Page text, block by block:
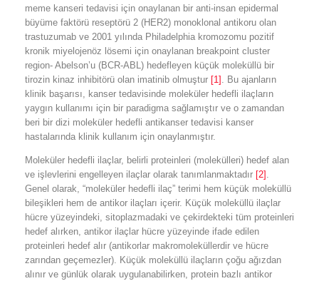
meme kanseri tedavisi için onaylanan bir anti-insan epidermal
büyüme faktörü reseptörü 2 (HER2) monoklonal antikoru olan
trastuzumab ve 2001 yılında Philadelphia kromozomu pozitif
kronik miyelojenöz lösemi için onaylanan breakpoint cluster
region- Abelson’u (BCR-ABL) hedefleyen küçük moleküllü bir
tirozin kinaz inhibitörü olan imatinib olmuştur [1]
. Bu ajanların
klinik başarısı, kanser tedavisinde moleküler hedefli ilaçların
yaygın kullanımı için bir paradigma sağlamıştır ve o zamandan
beri bir dizi moleküler hedefli antikanser tedavisi kanser
hastalarında klinik kullanım için onaylanmıştır.
Moleküler hedefli ilaçlar, belirli proteinleri (molekülleri) hedef alan
ve işlevlerini engelleyen ilaçlar olarak tanımlanmaktadır [2] .
Genel olarak, “moleküler hedefli ilaç” terimi hem küçük moleküllü
bileşikleri hem de antikor ilaçları içerir. Küçük moleküllü ilaçlar
hücre yüzeyindeki, sitoplazmadaki ve çekirdekteki tüm proteinleri
hedef alırken, antikor ilaçlar hücre yüzeyinde ifade edilen
proteinleri hedef alır (antikorlar makromoleküllerdir ve hücre
zarından geçemezler). Küçük moleküllü ilaçların çoğu ağızdan
alınır ve günlük olarak uygulanabilirken, protein bazlı antikor